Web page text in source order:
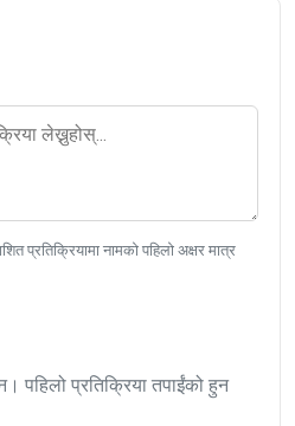
प्रतिक्रियामा नामको पहिलो अक्षर मात्र
पहिलो प्रतिक्रिया तपाईंको हुन